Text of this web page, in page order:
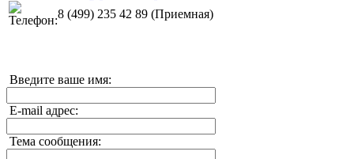
8 (499) 235 42 89 (Приемная)
Введите ваше имя:
E-mail адрес:
Тема сообщения: